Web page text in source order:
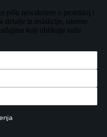
pišu newslettere o protekloj i
detalje iz redakcije, iskrene
koji oblikuju našu